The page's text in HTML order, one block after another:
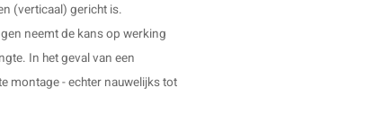
(verticaal) gericht is.
neemt de kans op werking
In het geval van een
montage - echter nauwelijks tot